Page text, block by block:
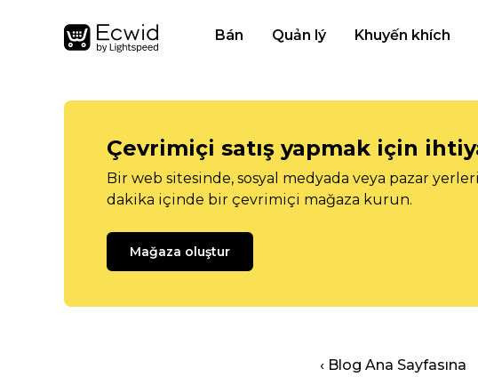
Bán Quản lý Khuyến khích
Çevrimiçi satış yapmak için
Bir web sitesinde, sosyal medyada veya pazar
dakika içinde bir çevrimiçi mağaza kurun.
Mağaza oluştur
‹ Blog Ana Sayfasına